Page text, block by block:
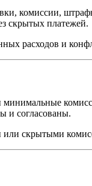
комиссии,
скрытых платежей.
расходов и
и согласованы.
или скрытыми